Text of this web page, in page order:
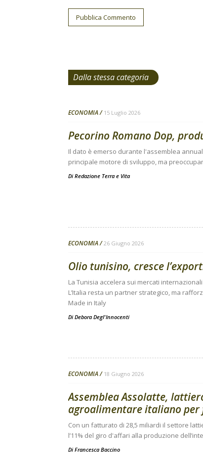
Dalla stessa categoria
ECONOMIA 15 Luglio 2026
Pecorino Romano Dop,
Il dato è emerso durante l'assemblea
principale motore di sviluppo, ma
Di Redazione Terra e Vita
ECONOMIA 26 Giugno 2026
Olio tunisino, cresce
La Tunisia accelera sui mercati
L’Italia resta un partner strategico, ma
Made in Italy
Di Debora Degl'Innocenti
ECONOMIA 18 Giugno 2026
Assemblea Assolatte,
agroalimentare italiano
Con un fatturato di 28,5 miliardi il settore
l’11% del giro d'affari alla produzione
Di Francesca Baccino